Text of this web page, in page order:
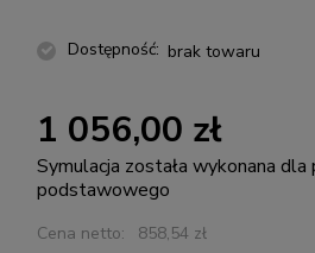
Dostępność: brak towaru
1 056,00 zł
Symulacja została wykonana dla
podstawowego
Cena netto: 858,54 zł